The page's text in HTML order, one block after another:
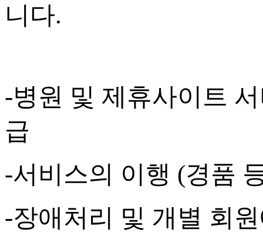
니다.
-병원 및 제휴사이트
급
-서비스의 이행 (경품
-장애처리 및 개별 회